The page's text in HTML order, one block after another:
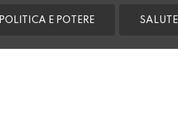
POLITICA E POTERE